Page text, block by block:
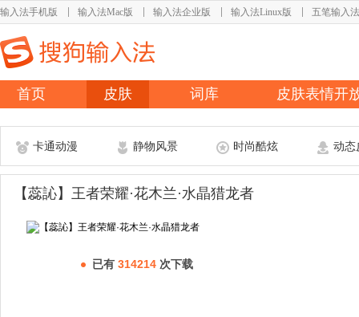
输入法手机版 输入法Mac版 输入法企业版 输入法Linux版 五笔输入法
首页 皮肤 词库 皮肤表情开
卡通动漫 静物风景 时尚酷炫 动态
【蕊訫】王者荣耀·花木兰·水晶猎龙者
已有 314214 次下载